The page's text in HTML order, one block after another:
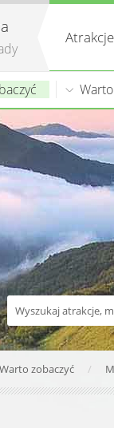
Warto zobaczyć